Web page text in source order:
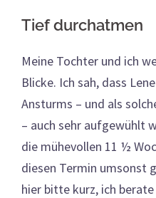
Tief durchatmen
Meine Tochter und ich
Blicke. Ich sah, dass
Ansturms – und als
– auch sehr aufgewühlt
die mühevollen 11 ½
diesen Termin umsonst
hier bitte kurz, ich